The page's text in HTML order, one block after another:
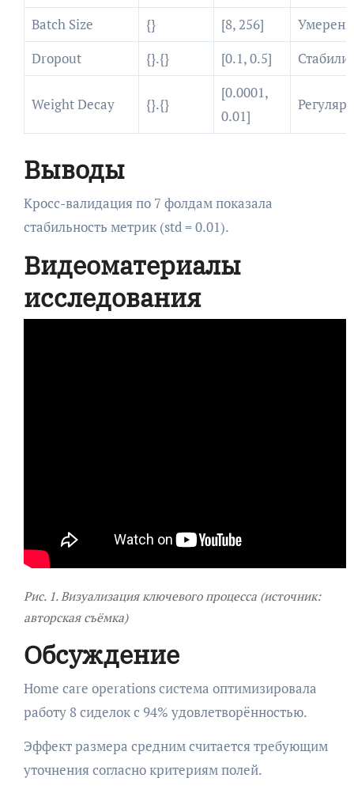
Batch Size {} [8, 256]
Dropout
{}.{} [0.1, 0.5]
Weight Decay {}.{}
[0.0001,
0.01]
Выводы
Кросс-валидация по 7 фолдам показала
стабильность метрик (std = 0.01).
Видеоматериалы
исследования
Рис. 1. Визуализация ключевого процесса (источник:
авторская съёмка)
Обсуждение
Home care operations система оптимизировала
работу 8 сиделок с 94% удовлетворённостью.
Эффект размера средним считается требующим
уточнения согласно критериям полей.